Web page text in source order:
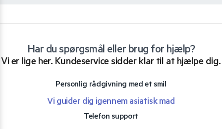
Har du spørgsmål eller brug for hjælp?
Vi er lige her. Kundeservice sidder klar til at hjælpe dig.
Personlig rådgivning med et smil
Vi guider dig igennem asiatisk mad
Telefon support